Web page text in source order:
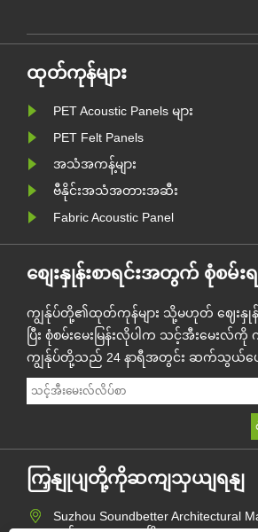
ထုတ်ကုန်များ
PET Acoustic Panels များ
PET Felt Panels
အသံအကန့်များ
ဗီနိုင်းအသံအတားအဆီး
Fabric Acoustic Panel
စျေးနှုန်းစာရင်းအတွက် စုံစမ်း
ကျွန်ုပ်တို့၏ထုတ်ကုန်များ သို့မဟုတ် ဈေးနှုန်
ပြီး စုံစမ်းမေးမြန်းလိုပါက သင့်အီးမေးလ်ကို
ကျွန်ုပ်တို့သည် 24 နာရီအတွင်း ဆက်သွယ်ပေ
ကြှနျုပျတို့ကိုဆကျသှယျရနျ
Suzhou Soundbetter Architectural